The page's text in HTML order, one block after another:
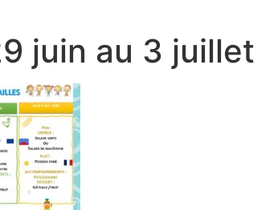
juin au 3 juillet